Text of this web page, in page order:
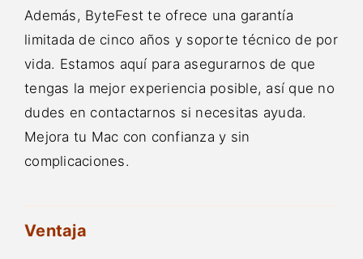
Además, ByteFest te ofrece una garantía
limitada de cinco años y soporte técnico de por
vida. Estamos aquí para asegurarnos de que
tengas la mejor experiencia posible, así que no
dudes en contactarnos si necesitas ayuda.
Mejora tu Mac con confianza y sin
complicaciones.
Ventaja